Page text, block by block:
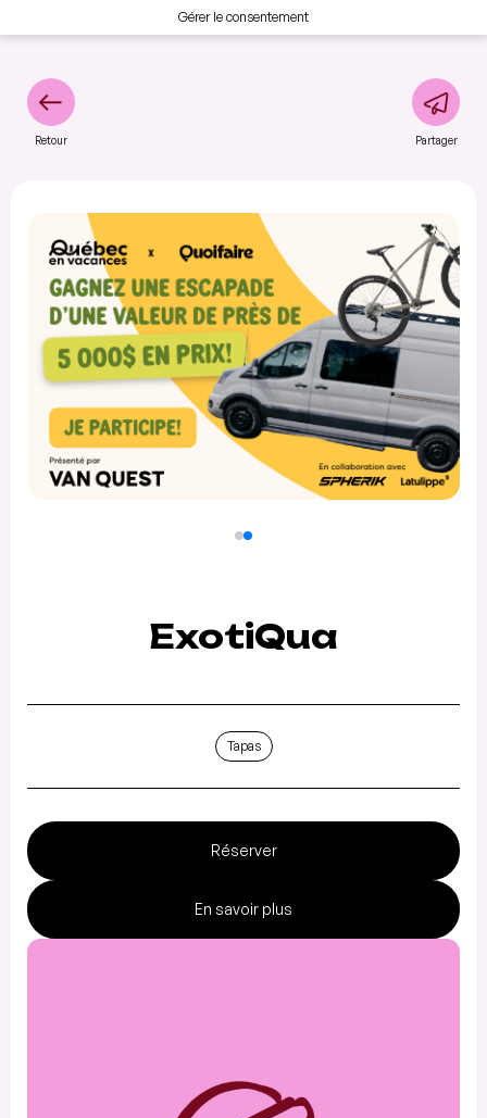
Gérer le consentement
Retour Partager
ExotiQua
Tapas
Réserver
En savoir plus